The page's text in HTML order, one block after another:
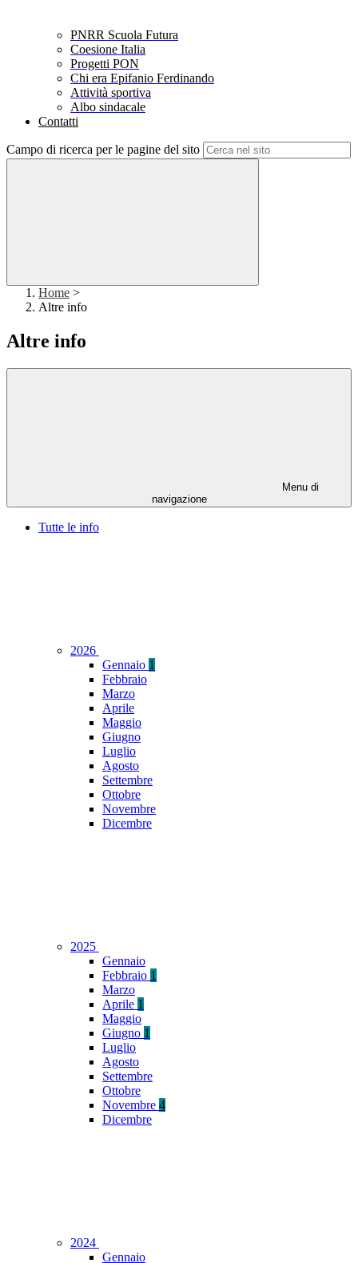
PNRR Scuola Futura
Coesione Italia
Progetti PON
Chi era Epifanio Ferdinando
Attività sportiva
Albo sindacale
Contatti
Campo di ricerca per le pagine del sito
Home >
Altre info
Altre info
Menu di
navigazione
Tutte le info
2026
Gennaio 1
Febbraio
Marzo
Aprile
Maggio
Giugno
Luglio
Agosto
Settembre
Ottobre
Novembre
Dicembre
2025
Gennaio
Febbraio 1
Marzo
Aprile 1
Maggio
Giugno 1
Luglio
Agosto
Settembre
Ottobre
Novembre 4
Dicembre
2024
Gennaio